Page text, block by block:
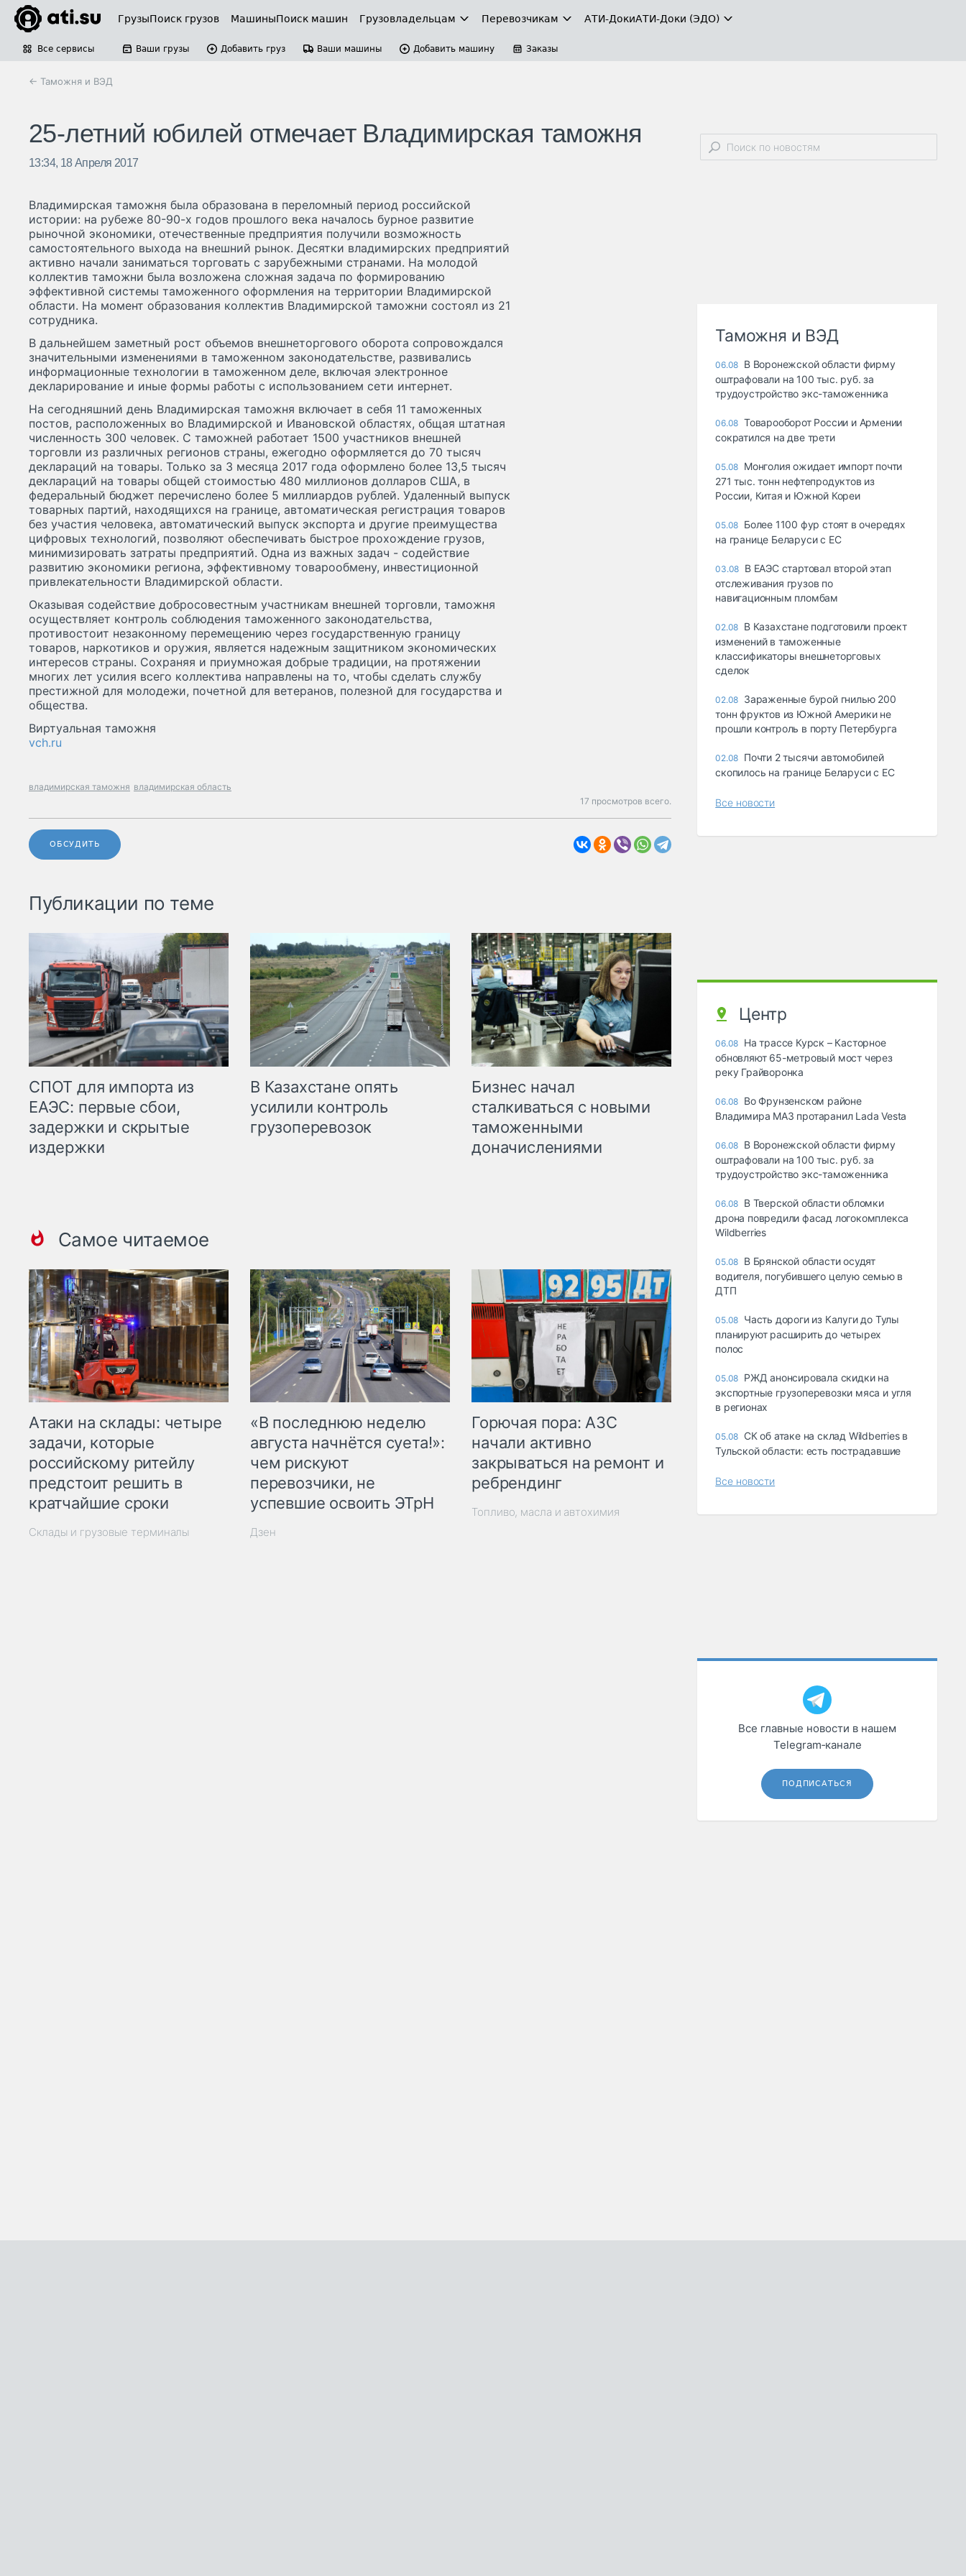
ГрузыПоиск грузов МашиныПоиск машин Грузовладельцам Перевозчикам АТИ-ДокиАТИ-Доки (ЭДО)
Все сервисы Ваши грузы Добавить груз Ваши машины Добавить машину Заказы
← Таможня и ВЭД
25-летний юбилей отмечает Владимирская таможня
13:34, 18 Апреля 2017
Владимирская таможня была образована в переломный период российской
истории: на рубеже 80-90-х годов прошлого века началось бурное развитие
рыночной экономики, отечественные предприятия получили возможность
самостоятельного выхода на внешний рынок. Десятки владимирских предприятий
активно начали заниматься торговать с зарубежными странами. На молодой
коллектив таможни была возложена сложная задача по формированию
эффективной системы таможенного оформления на территории Владимирской
области. На момент образования коллектив Владимирской таможни состоял из 21
сотрудника.
В дальнейшем заметный рост объемов внешнеторгового оборота сопровождался
значительными изменениями в таможенном законодательстве, развивались
информационные технологии в таможенном деле, включая электронное
декларирование и иные формы работы с использованием сети интернет.
На сегодняшний день Владимирская таможня включает в себя 11 таможенных
постов, расположенных во Владимирской и Ивановской областях, общая штатная
численность 300 человек. С таможней работает 1500 участников внешней
торговли из различных регионов страны, ежегодно оформляется до 70 тысяч
деклараций на товары. Только за 3 месяца 2017 года оформлено более 13,5 тысяч
деклараций на товары общей стоимостью 480 миллионов долларов США, в
федеральный бюджет перечислено более 5 миллиардов рублей. Удаленный выпуск
товарных партий, находящихся на границе, автоматическая регистрация товаров
без участия человека, автоматический выпуск экспорта и другие преимущества
цифровых технологий, позволяют обеспечивать быстрое прохождение грузов,
минимизировать затраты предприятий. Одна из важных задач - содействие
развитию экономики региона, эффективному товарообмену, инвестиционной
привлекательности Владимирской области.
Оказывая содействие добросовестным участникам внешней торговли, таможня
осуществляет контроль соблюдения таможенного законодательства,
противостоит незаконному перемещению через государственную границу
товаров, наркотиков и оружия, является надежным защитником экономических
интересов страны. Сохраняя и приумножая добрые традиции, на протяжении
многих лет усилия всего коллектива направлены на то, чтобы сделать службу
престижной для молодежи, почетной для ветеранов, полезной для государства и
общества.
Виртуальная таможня
vch.ru
владимирская таможня владимирская область
17 просмотров всего.
ОБСУДИТЬ
Публикации по теме
СПОТ для импорта из
ЕАЭС: первые сбои,
задержки и скрытые
издержки
В Казахстане опять
усилили контроль
грузоперевозок
Бизнес начал
сталкиваться с новыми
таможенными
доначислениями
Самое читаемое
Атаки на склады: четыре
задачи, которые
российскому ритейлу
предстоит решить в
кратчайшие сроки
Склады и грузовые терминалы
«В последнюю неделю
августа начнётся суета!»:
чем рискуют
перевозчики, не
успевшие освоить ЭТрН
Дзен
Горючая пора: АЗС
начали активно
закрываться на ремонт и
ребрендинг
Топливо, масла и автохимия
Таможня и ВЭД
06.08 В Воронежской области фирму
оштрафовали на 100 тыс. руб. за
трудоустройство экс-таможенника
06.08 Товарооборот России и Армении
сократился на две трети
05.08 Монголия ожидает импорт почти
271 тыс. тонн нефтепродуктов из
России, Китая и Южной Кореи
05.08 Более 1100 фур стоят в очередях
на границе Беларуси с ЕС
03.08 В ЕАЭС стартовал второй этап
отслеживания грузов по
навигационным пломбам
02.08 В Казахстане подготовили проект
изменений в таможенные
классификаторы внешнеторговых
сделок
02.08 Зараженные бурой гнилью 200
тонн фруктов из Южной Америки не
прошли контроль в порту Петербурга
02.08 Почти 2 тысячи автомобилей
скопилось на границе Беларуси с ЕС
Все новости
Центр
06.08 На трассе Курск – Касторное
обновляют 65-метровый мост через
реку Грайворонка
06.08 Во Фрунзенском районе
Владимира МАЗ протаранил Lada Vesta
06.08 В Воронежской области фирму
оштрафовали на 100 тыс. руб. за
трудоустройство экс-таможенника
06.08 В Тверской области обломки
дрона повредили фасад логокомплекса
Wildberries
05.08 В Брянской области осудят
водителя, погубившего целую семью в
ДТП
05.08 Часть дороги из Калуги до Тулы
планируют расширить до четырех
полос
05.08 РЖД анонсировала скидки на
экспортные грузоперевозки мяса и угля
в регионах
05.08 СК об атаке на склад Wildberries в
Тульской области: есть пострадавшие
Все новости
Все главные новости в нашем
Telegram‑канале
ПОДПИСАТЬСЯ